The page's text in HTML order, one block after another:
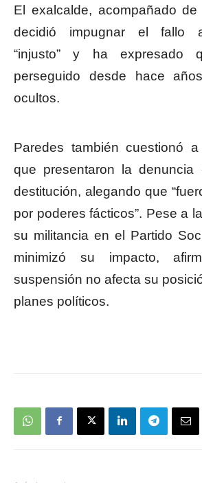
El exalcalde, acompañado
decidió impugnar el fallo
“injusto” y ha expresado
perseguido desde hace
ocultos.
Paredes también cuestionó
que presentaron la
destitución, alegando que
por poderes fácticos”. Pese a
su militancia en el Partido
minimizó su impacto,
suspensión no afecta su
planes políticos.